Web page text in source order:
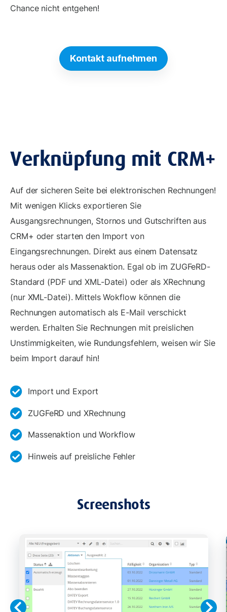
Chance nicht entgehen!
Kontakt aufnehmen
Verknüpfung mit CRM+
Auf der sicheren Seite bei elektronischen Rechnungen!
Mit wenigen Klicks exportieren Sie
Ausgangsrechnungen, Stornos und Gutschriften aus
CRM+ oder starten den Import von
Eingangsrechnungen. Direkt aus einem Datensatz
heraus oder als Massenaktion. Egal ob im ZUGFeRD-
Standard (PDF und XML-Datei) oder als XRechnung
(nur XML-Datei). Mittels Wokflow können die
Rechnungen automatisch als E-Mail verschickt
werden. Erhalten Sie Rechnungen mit preislichen
Unstimmigkeiten, wie Rundungsfehlern, weisen wir Sie
beim Import darauf hin!
Import und Export
ZUGFeRD und XRechnung
Massenaktion und Workflow
Hinweis auf preisliche Fehler
Screenshots